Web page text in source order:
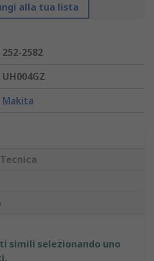
alla tua lista
252-2582
UH004GZ
Makita
simili selezionando uno